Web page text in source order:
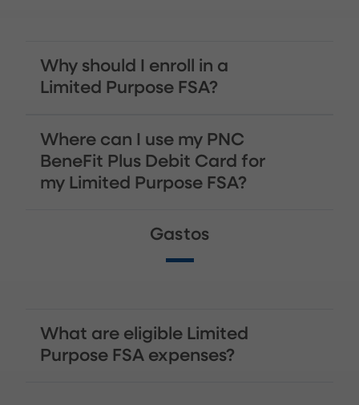
Why should I enroll in a
Limited Purpose FSA?
Where can I use my PNC
BeneFit Plus Debit Card for
my Limited Purpose FSA?
Gastos
What are eligible Limited
Purpose FSA expenses?